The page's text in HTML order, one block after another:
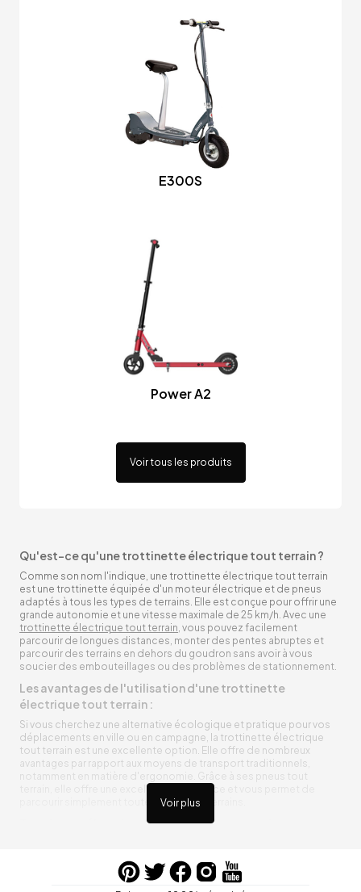
E300S
Power A2
Voir tous les produits
Voir plus
Qu'est-ce qu'une trottinette électrique tout terrain ?
Comme son nom l'indique, une trottinette électrique tout terrain
est une trottinette équipée d'un moteur électrique et de pneus
adaptés à tous les types de terrains. Elle est conçue pour offrir une
grande autonomie et une vitesse maximale de 25 km/h. Avec une
trottinette électrique tout terrain, vous pouvez facilement
parcourir de longues distances, monter des pentes abruptes et
parcourir des terrains en dehors du goudron sans avoir à vous
soucier des embouteillages ou des problèmes de stationnement.
Les avantages de l'utilisation d'une trottinette
électrique tout terrain :
Si vous cherchez une alternative écologique et pratique pour vos
déplacements en ville ou en campagne, la trottinette électrique
tout terrain est une excellente option. Elle offre de nombreux
avantages par rapport aux moyens de transport traditionnels,
notamment en matière d'ergonomie. Grâce à ses pneus tout
terrain, elle offre une excellente adhérence et vous permet de
parcourir simplement toutes sortes de terrains.
Trottinette électrique tout terrain ergonomique
entre vos trajets, vous n’aurez pas à vous soucier de l’état de sa
batterie. De plus, elle est équipée de pneus résistants qui peuvent